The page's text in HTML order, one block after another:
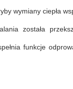
wymiany ciepła
została
funkcje